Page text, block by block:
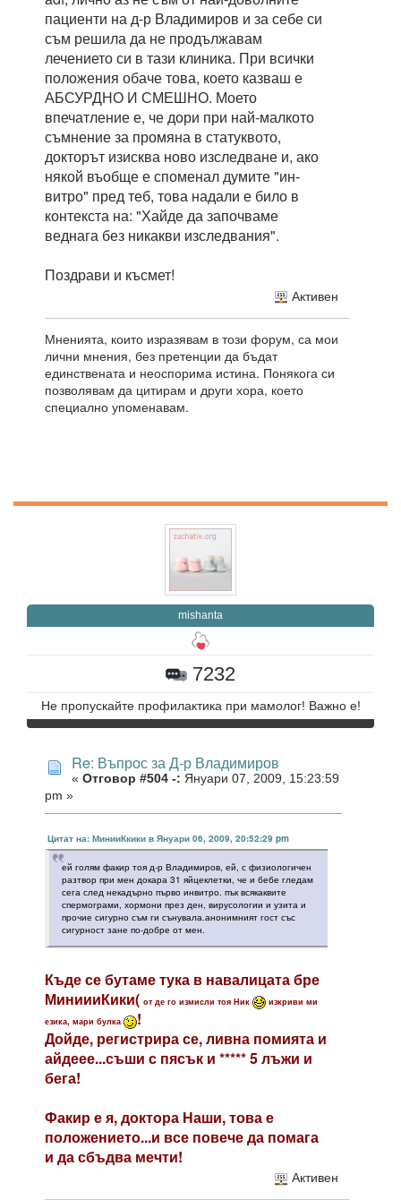
пациенти на д-р Владимиров и за себе си
съм решила да не продължавам
лечението си в тази клиника. При всички
положения обаче това, което казваш е
АБСУРДНО И СМЕШНО. Моето
впечатление е, че дори при най-малкото
съмнение за промяна в статуквото,
докторът изисква ново изследване и, ако
някой въобще е споменал думите "ин-
витро" пред теб, това надали е било в
контекста на: "Хайде да започваме
веднага без никакви изследвания".
Поздрави и късмет!
Активен
Мненията, които изразявам в този форум, са мои
лични мнения, без претенции да бъдат
единствената и неоспорима истина. Понякога си
позволявам да цитирам и други хора, което
специално упоменавам.
mishanta
7232
Не пропускайте профилактика при мамолог! Важно е!
Re: Въпрос за Д-р Владимиров
« Отговор #504 -: Януари 07, 2009, 15:23:59
pm »
Цитат на: МинииКкики в Януари 06, 2009, 20:52:29 pm
ей голям факир тоя д-р Владимиров, ей, с физиологичен
разтвор при мен докара 31 яйцеклетки, че и бебе гледам
сега след некадърно първо инвитро. пък всякаквите
спермограми, хормони през ден, вирусологии и узита и
прочие сигурно съм ги сънувала.анонимният гост със
сигурност зане по-добре от мен.
Къде се бутаме тука в навалицата бре
МиниииКики( от де го измисли тоя Ник
изкриви ми
езика, мари булка
!
Дойде, регистрира се, ливна помията и
айдеее...съши с пясък и ***** 5 лъжи и
бега!
Факир е я, доктора Наши, това е
положението...и все повече да помага
и да сбъдва мечти!
Активен